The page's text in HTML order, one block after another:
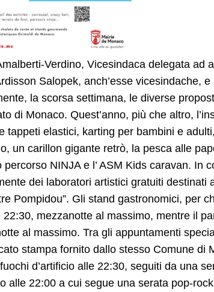
Verdino, Vicesindaca delegata ad
Salopek, anch’esse vicesindache,
la scorsa settimana, le diverse
di Monaco. Quest’anno, più che altro,
tappeti elastici, karting per bambini e
un carillon gigante retrò, la pesca alle
percorso NINJA e l’ ASM Kids caravan. In
dei laboratori artistici gratuiti destinati
Pompidou”. Gli stand gastronomici, per
22:30, mezzanotte al massimo, mentre il
al massimo. Tra gli appuntamenti
stampa fornito dallo stesso Comune di
d’artificio alle 22:30, seguiti da una
alle 22:00 a cui segue una serata pop-